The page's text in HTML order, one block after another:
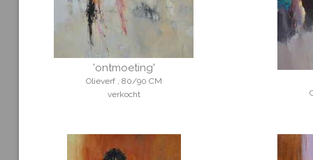
'ontmoeting'
Olieverf , 80/90 CM
verkocht